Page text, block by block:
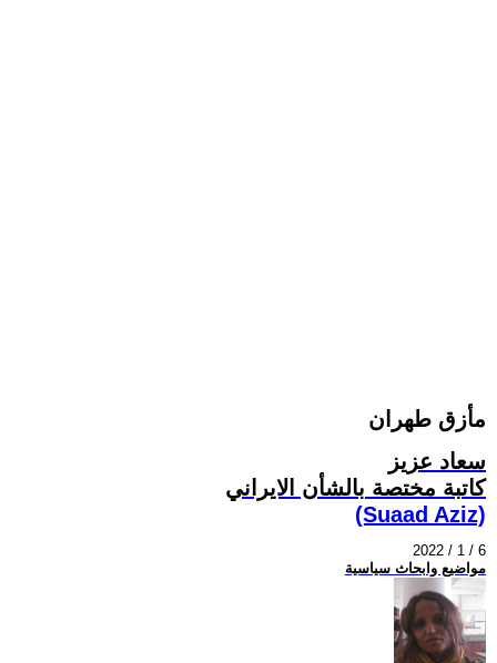
مأزق طهران
سعاد عزيز
کاتبة مختصة بالشأن الايراني
(Suaad Aziz)
2022 / 1 / 6
مواضيع وابحاث سياسية